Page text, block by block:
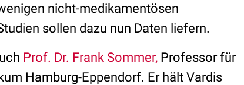
nicht-medikamentösen
sollen dazu nun Daten liefern.
Prof. Dr. Frank Sommer, Professor für
Hamburg-Eppendorf. Er hält Vardis